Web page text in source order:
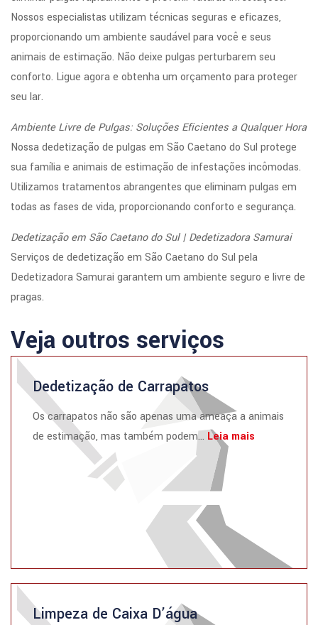
Nossos especialistas utilizam técnicas seguras e eficazes,
proporcionando um ambiente saudável para você e seus
animais de estimação. Não deixe pulgas perturbarem seu
conforto. Ligue agora e obtenha um orçamento para proteger
seu lar.
Ambiente Livre de Pulgas: Soluções Eficientes a Qualquer Hora
Nossa dedetização de pulgas em São Caetano do Sul protege
sua família e animais de estimação de infestações incômodas.
Utilizamos tratamentos abrangentes que eliminam pulgas em
todas as fases de vida, proporcionando conforto e segurança.
Dedetização em São Caetano do Sul | Dedetizadora Samurai
Serviços de dedetização em São Caetano do Sul pela
Dedetizadora Samurai garantem um ambiente seguro e livre de
pragas.
Veja outros serviços
Dedetização de Carrapatos
Os carrapatos não são apenas uma ameaça a animais
de estimação, mas também podem... Leia mais
Limpeza de Caixa D’água